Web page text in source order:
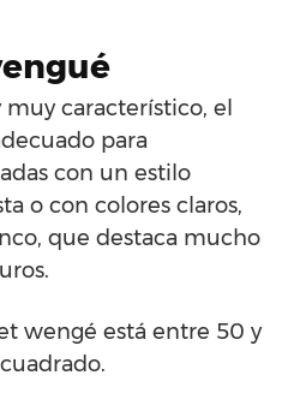
muy característico, el
para
con un estilo
o con colores claros,
que destaca mucho
wengé está entre 50 y